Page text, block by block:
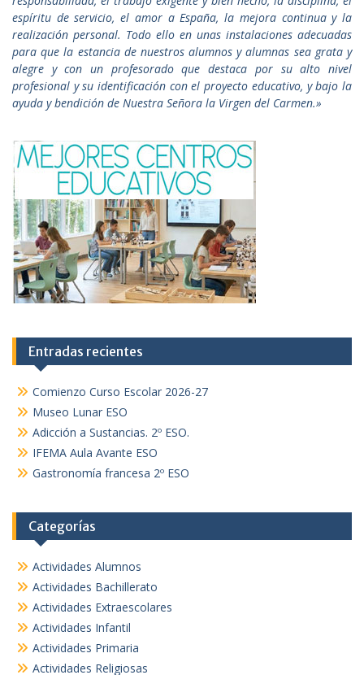
espíritu de servicio, el amor a España, la mejora continua y la
realización personal. Todo ello en unas instalaciones adecuadas
para que la estancia de nuestros alumnos y alumnas sea grata y
alegre y con un profesorado que destaca por su alto nivel
profesional y su identificación con el proyecto educativo, y bajo la
ayuda y bendición de Nuestra Señora la Virgen del Carmen.»
Entradas recientes
Comienzo Curso Escolar 2026-27
Museo Lunar ESO
Adicción a Sustancias. 2º ESO.
IFEMA Aula Avante ESO
Gastronomía francesa 2º ESO
Categorías
Actividades Alumnos
Actividades Bachillerato
Actividades Extraescolares
Actividades Infantil
Actividades Primaria
Actividades Religiosas